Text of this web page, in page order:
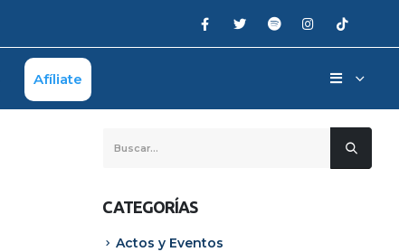
Afíliate
CATEGORÍAS
Actos y Eventos